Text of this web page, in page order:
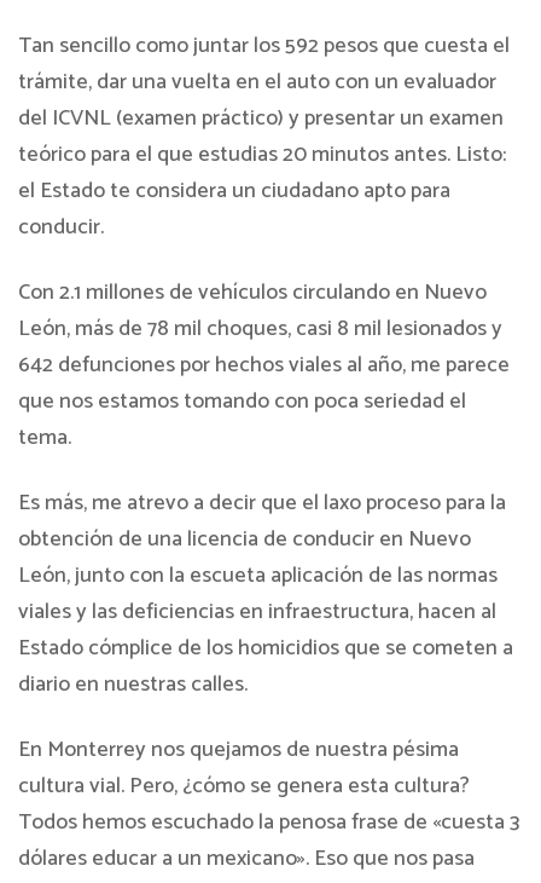
Tan sencillo como juntar los 592 pesos que cuesta el
trámite, dar una vuelta en el auto con un evaluador
del ICVNL (examen práctico) y presentar un examen
teórico para el que estudias 20 minutos antes. Listo:
el Estado te considera un ciudadano apto para
conducir.
Con 2.1 millones de vehículos circulando en Nuevo
León, más de 78 mil choques, casi 8 mil lesionados y
642 defunciones por hechos viales al año, me parece
que nos estamos tomando con poca seriedad el
tema.
Es más, me atrevo a decir que el laxo proceso para la
obtención de una licencia de conducir en Nuevo
León, junto con la escueta aplicación de las normas
viales y las deficiencias en infraestructura, hacen al
Estado cómplice de los homicidios que se cometen a
diario en nuestras calles.
En Monterrey nos quejamos de nuestra pésima
cultura vial. Pero, ¿cómo se genera esta cultura?
Todos hemos escuchado la penosa frase de «cuesta 3
dólares educar a un mexicano». Eso que nos pasa